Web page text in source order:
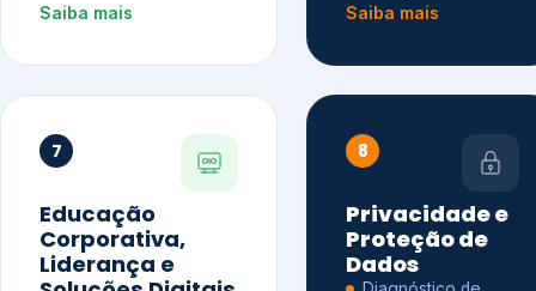
Saiba mais
Saiba mais
7
Educação
Corporativa,
Liderança e
8
Privacidade e
Proteção de
Dados